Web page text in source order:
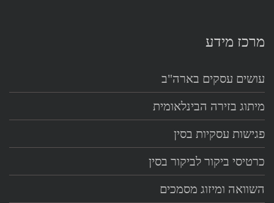
מרכז מידע
עושים עסקים בארה"ב
מיתוג בזירה הבינלאומית
פגישות עסקיות בסין
כרטיסי ביקור לביקור בסין
השוואה ומיזוג מסמכים